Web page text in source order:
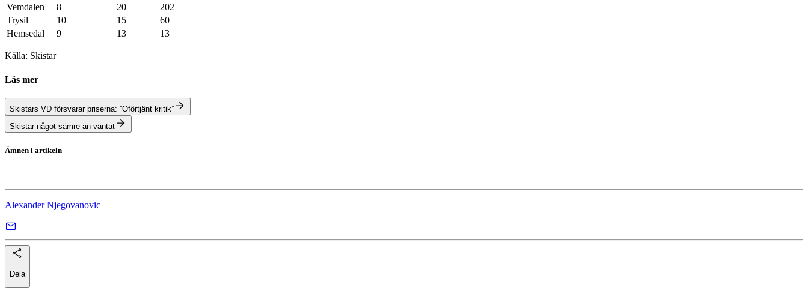
Vemdalen
8 20
202
Trysil
10 15
60
Hemsedal
9 13 13
Källa: Skistar
Läs mer
Skistars VD försvarar priserna: ”Oförtjänt kritik”
Skistar något sämre än väntat
Ämnen i artikeln
Alexander Njegovanovic
Dela